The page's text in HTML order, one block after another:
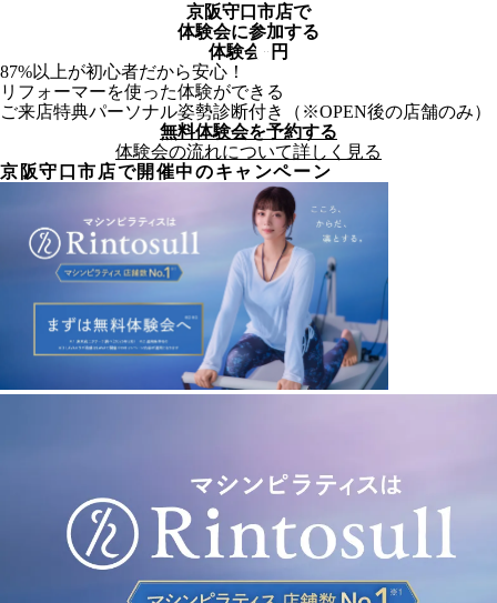
京阪守口市店で
体験会に参加する
体験会 0 円
87%以上が初心者だから安心！
リフォーマーを使った体験ができる
ご来店特典パーソナル姿勢診断付き（※OPEN後の店舗のみ）
無料体験会を予約する
体験会の流れについて詳しく見る
京阪守口市 店で開催中のキャンペーン